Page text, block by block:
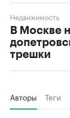
В Москве
трешки
Недвижимость
Авторы Теги